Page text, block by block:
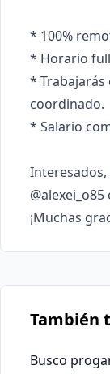
* 100%
* Horario
* Trabajarás
coordinado.
* Salario
¡Muchas
También
Busco